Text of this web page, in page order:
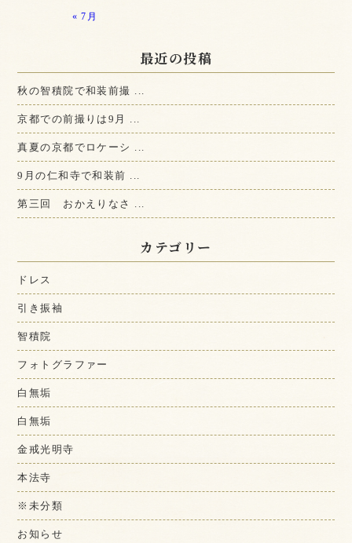
« 7月
最近の投稿
秋の智積院で和装前撮 ...
京都での前撮りは9月 ...
真夏の京都でロケーシ ...
9月の仁和寺で和装前 ...
第三回 おかえりなさ ...
カテゴリー
ドレス
引き振袖
智積院
フォトグラファー
白無垢
白無垢
金戒光明寺
本法寺
※未分類
お知らせ